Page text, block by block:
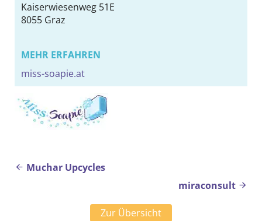
Kaiserwiesenweg 51E
8055 Graz
MEHR ERFAHREN
miss-soapie.at
Beitragsnavigation
Muchar Upcycles
miraconsult
Zur Übersicht